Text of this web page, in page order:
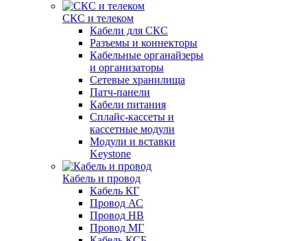
СКС и телеком
Кабели для СКС
Разъемы и коннекторы
Кабельные органайзеры
и организаторы
Сетевые хранилища
Патч-панели
Кабели питания
Сплайс-кассеты и
кассетные модули
Модули и вставки
Keystone
Кабель и провод
Кабель КГ
Провод АС
Провод НВ
Провод МГ